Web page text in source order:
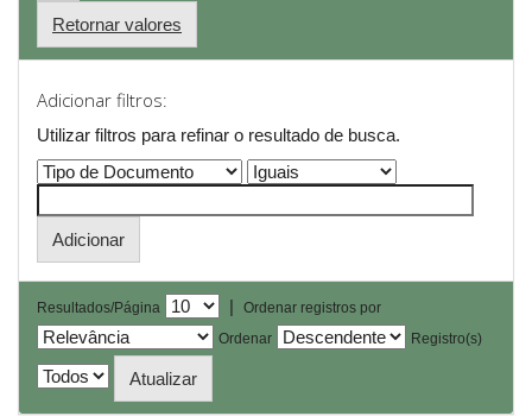
Retornar valores
Adicionar filtros:
Utilizar filtros para refinar o resultado de busca.
Resultados/Página |
Ordenar registros por
Ordenar
Registro(s)